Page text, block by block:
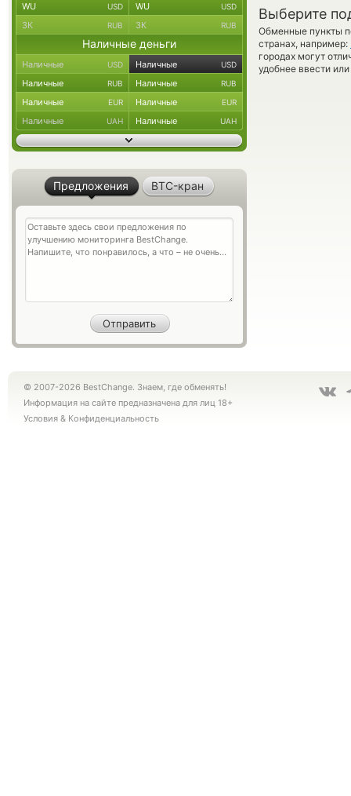
Выберите
Обменные пункты
странах, например:
городах могут
удобнее ввести
WU USD WU USD
ЗК RUB ЗК RUB
Наличные деньги
Наличные USD Наличные USD
Наличные RUB Наличные RUB
Наличные EUR Наличные EUR
Наличные UAH Наличные UAH
Предложения BTC-кран
© 2007-2026 BestChange. Знаем, где обменять!
Информация на сайте предназначена для лиц 18+
Условия & Конфиденциальность